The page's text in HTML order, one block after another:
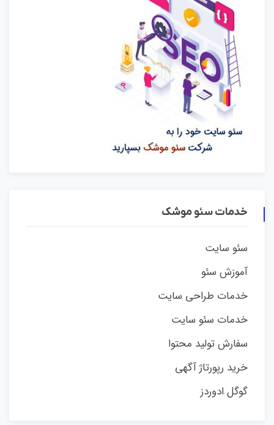
خدمات سئو موشک
سئو سایت
آموزش سئو
خدمات طراحی سایت
خدمات سئو سایت
سفارش تولید محتوا
خرید رپورتاژ آگهی
گوگل ادوردز